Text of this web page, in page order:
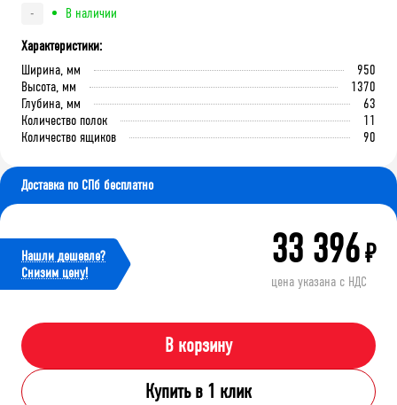
-
В наличии
Характеристики:
Ширина, мм
950
Высота, мм
1370
Глубина, мм
63
Количество полок
11
Количество ящиков
90
Доставка по СПб бесплатно
Нашли дешевле?
Cнизим цену!
33 396₽
цена указана с НДС
В корзину
Купить в 1 клик